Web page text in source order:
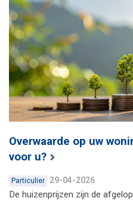
Overwaarde op uw
voor u?
Particulier 29-04-2026
De huizenprijzen zijn de